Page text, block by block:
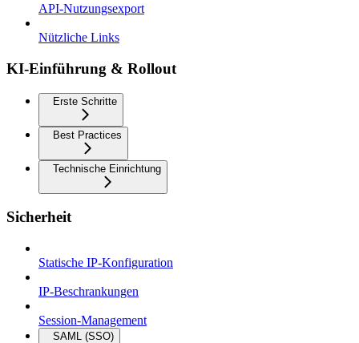
API-Nutzungsexport
Nützliche Links
KI-Einführung & Rollout
Erste Schritte
Best Practices
Technische Einrichtung
Sicherheit
Statische IP-Konfiguration
IP-Beschrankungen
Session-Management
SAML (SSO)